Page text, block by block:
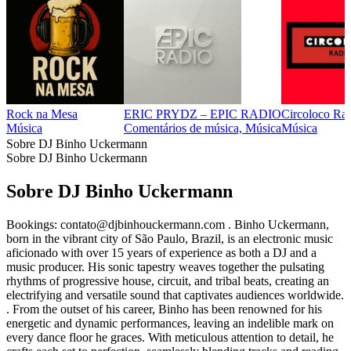
Rock na Mesa
Música
ERIC PRYDZ – EPIC RADIO
Comentários de música, Música
Circoloco
Música
Sobre DJ Binho Uckermann
Sobre DJ Binho Uckermann
Sobre DJ Binho Uckermann
Bookings: contato@djbinhouckermann.com . Binho Uckermann,
born in the vibrant city of São Paulo, Brazil, is an electronic music
aficionado with over 15 years of experience as both a DJ and a
music producer. His sonic tapestry weaves together the pulsating
rhythms of progressive house, circuit, and tribal beats, creating an
electrifying and versatile sound that captivates audiences worldwide.
. From the outset of his career, Binho has been renowned for his
energetic and dynamic performances, leaving an indelible mark on
every dance floor he graces. With meticulous attention to detail, he